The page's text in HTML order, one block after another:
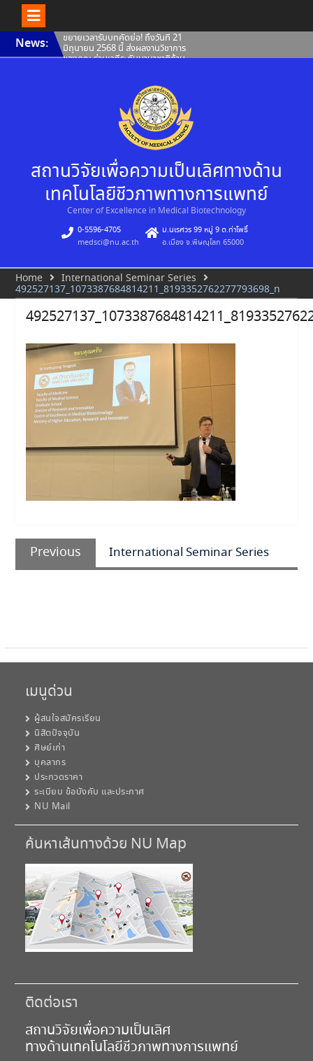
Skip
content
News: ขยายเวลารับบทคัดย่อ! ถึงวันที่ 21
มิถุนายน 2568 นี้ ส่งผลงานวิชาการ
ของคุณ ร่วมเวทีระดับนานาชาติด้าน
Invitation to attend special
lecture Jointly organized by
Center of Excellence in
Medical Biotechnology,
Faculty of Medical Science,
Naresuan University
ขยายเวลารับผลงาน The 21st
Meeting of the Consortium
for Globalization of Chinese
Medicine (CGCM 2025)
สถานวิจัยเพื่อความเป็นเลิศทางด้าน
เทคโนโลยีชีวภาพทางการแพทย์
Center of Excellence in Medical Biotechnology
0-5596-4705
medsci@nu.ac.th
ม.นเรศวร 99 หมู่ 9 ต.ท่าโพธิ์
อ.เมือง จ.พิษณุโลก 65000
Home
International Seminar Series
492527137_1073387684814211_8193352762277793698_n
แนะแนว
เรื่อง
Previous
Previous
post:
International Seminar Series
เมนูด่วน
ผู้สนใจสมัครเรียน
นิสิตปัจจุบัน
ศิษย์เก่า
บุคลากร
ประกวดราคา
ระเบียบ ข้อบังคับ และประกาศ
NU Mail
ค้นหาเส้นทางด้วย NU Map
ติดต่อเรา
สถานวิจัยเพื่อความเป็นเลิศ
ทางด้านเทคโนโลยีชีวภาพทางการแพทย์